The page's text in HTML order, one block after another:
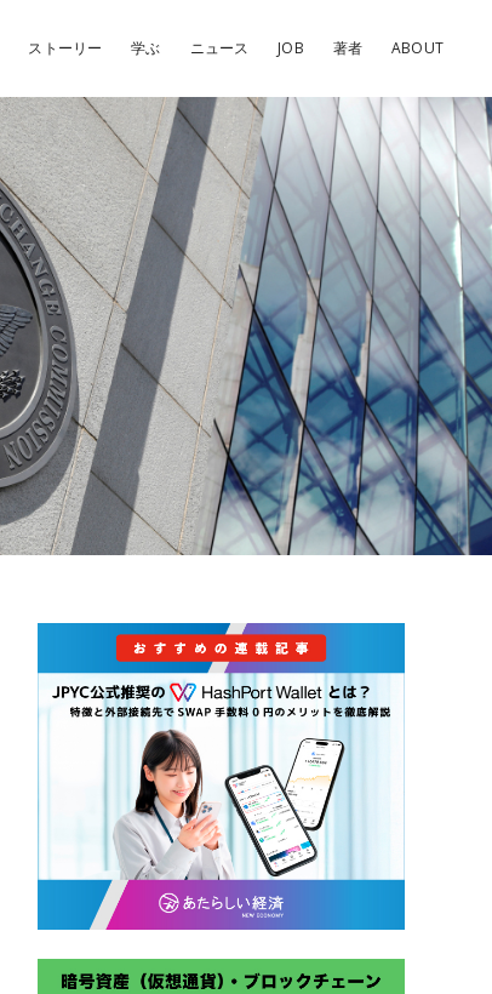
ストーリー 学ぶ ニュース JOB 著者 ABOUT